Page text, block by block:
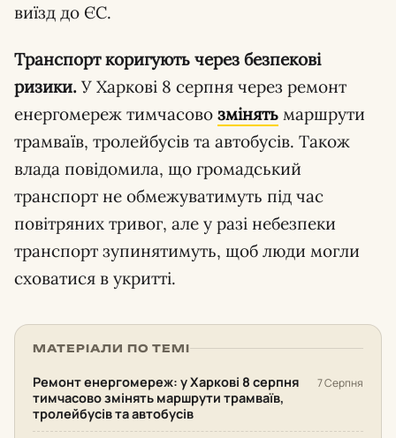
виїзд до ЄС.
Транспорт коригують через безпекові
ризики. У Харкові 8 серпня через ремонт
енергомереж тимчасово змінять маршрути
трамваїв, тролейбусів та автобусів. Також
влада повідомила, що громадський
транспорт не обмежуватимуть під час
повітряних тривог, але у разі небезпеки
транспорт зупинятимуть, щоб люди могли
сховатися в укритті.
МАТЕРІАЛИ ПО ТЕМІ
Ремонт енергомереж: у Харкові 8 серпня
тимчасово змінять маршрути трамваїв,
тролейбусів та автобусів
7 Серпня